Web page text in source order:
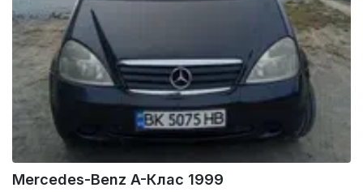
Mercedes-Benz A-Клас 1999